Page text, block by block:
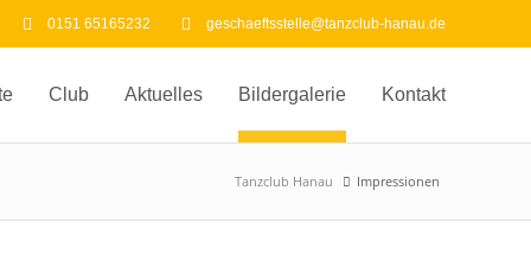
0151 65165232 geschaeftsstelle@tanzclub-hanau.de
Club Aktuelles Bildergalerie Kontakt
Tanzclub Hanau Impressionen